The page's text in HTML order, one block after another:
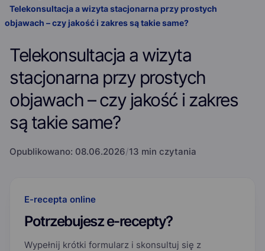
Telekonsultacja a wizyta stacjonarna przy prostych
objawach – czy jakość i zakres są takie same?
Telekonsultacja a wizyta
stacjonarna przy prostych
objawach – czy jakość i zakres
są takie same?
Opublikowano: 08.06.2026/13 min czytania
E-recepta online
Potrzebujesz e-recepty?
Wypełnij krótki formularz i skonsultuj się z